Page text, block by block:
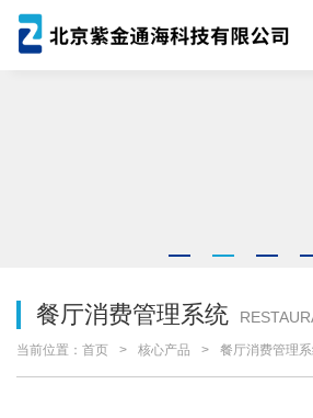
餐厅消费管理系统
当前位置： 首页 核心产品 餐厅消费管理